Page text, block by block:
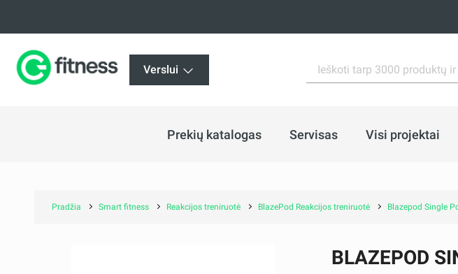
Verslui
Prekių katalogas Servisas Visi projektai
Pradžia Smart fitness Reakcijos treniruotė BlazePod Reakcijos treniruotė Blazepod Single
BLAZEPOD